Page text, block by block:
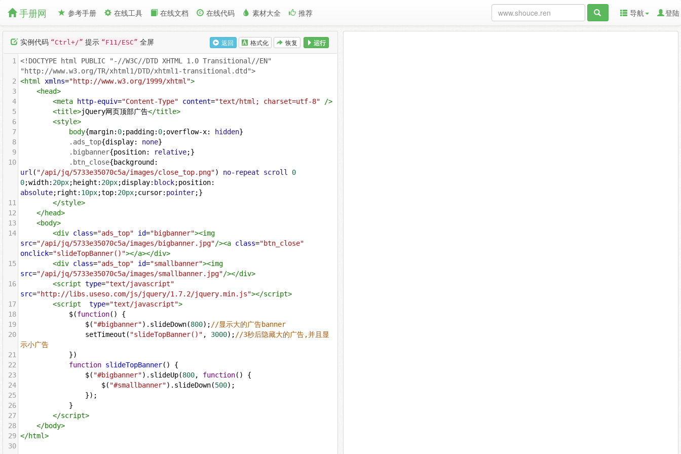
手册网 参考手册 在线工具 在线文档 在线代码 素材大全 推荐 导航 登陆
实例代码 “Ctrl+/” 提示 “F11/ESC” 全屏 返回 格式化 恢复 运行
1 <!DOCTYPE html PUBLIC "-//W3C//DTD XHTML 1.0 Transitional//EN"
"http://www.w3.org/TR/xhtml1/DTD/xhtml1-transitional.dtd">
2 <html xmlns="http://www.w3.org/1999/xhtml">
3
<head>
4
<meta http-equiv="Content-Type" content="text/html; charset=utf-8"
/>
5
<title>jQuery网页顶部广告</title>
6
<style>
7
body{margin: 0;padding: 0;overflow-x: hidden}
8
.ads_top{display: none}
9
.bigbanner{position: relative;}
10
.btn_close{background
url ( "/api/jq/5733e35070c5a/images/close_top.png") no-repeat scroll
0
0;width: 20px; height : 20px;display: block;position
absolute; right : 10px;top: 20px;cursor: pointer;}
11
</style>
12
</head>
13
<body>
14
<div class="ads_top" id="bigbanner"><img
src="/api/jq/5733e35070c5a/images/bigbanner.jpg"/><a class="btn_close"
onclick="slideTopBanner()"></a></div>
15
<div class="ads_top" id="smallbanner"><img
src="/api/jq/5733e35070c5a/images/smallbanner.jpg"/></div>
16
<script type="text/javascript"
src="http://libs.useso.com/js/jquery/1.7.2/jquery.min.js"></script>
17
<script type="text/javascript">
18
$(function() {
19
$( "#bigbanner"). slideDown(800);//显示大的广告banner
20
setTimeout ( "slideTopBanner()" , 3000);//3秒后隐藏大的广告,并且显
示小广告
21
})
22
function slideTopBanner() {
23
$( "#bigbanner"). slideUp(800, function() {
24
$( "#smallbanner"). slideDown(500);
25
});
26
}
27
</script>
28
</body>
29 </html>
30